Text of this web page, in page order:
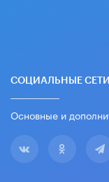
СОЦИАЛЬНЫЕ СЕТИ
Основные и